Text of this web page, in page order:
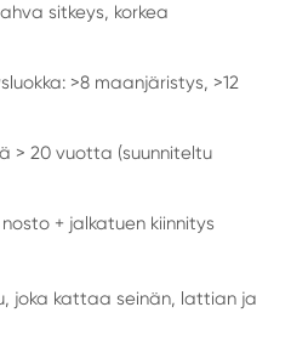
sitkeys, korkea
>8 maanjäristys, >12
> 20 vuotta (suunniteltu
+ jalkatuen kiinnitys
joka kattaa seinän, lattian ja